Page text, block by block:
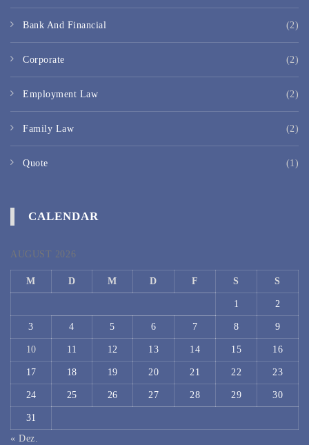
Bank And Financial (2)
Corporate (2)
Employment Law (2)
Family Law (2)
Quote (1)
CALENDAR
AUGUST 2026
M D M D F S S
1 2
3 4 5 6 7 8 9
10 11 12 13 14 15 16
17 18 19 20 21 22 23
24 25 26 27 28 29 30
31
« Dez.